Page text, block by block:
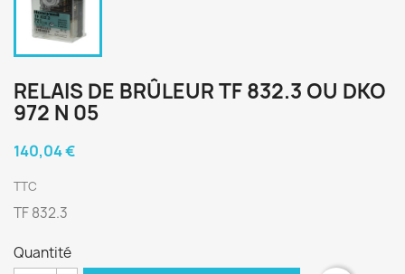
RELAIS DE BRÛLEUR TF 832.3 OU DKO
972 N 05
140,04 €
TTC
TF 832.3
Quantité